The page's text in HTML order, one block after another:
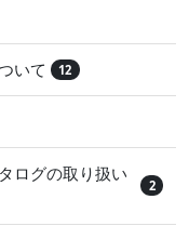
いて 12
ログの取り扱い
2